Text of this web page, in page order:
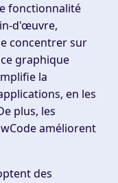
fonctionnalité
d'œuvre,
concentrer sur
graphique
la
en les
plus, les
améliorent
des